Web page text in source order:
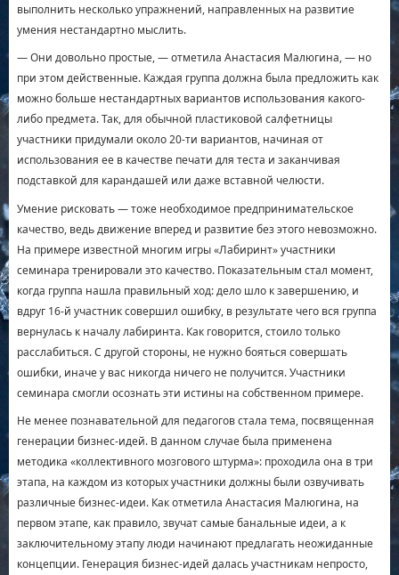
выполнить несколько упражнений, направленных на развитие
умения нестандартно мыслить.
— Они довольно простые, — отметила Анастасия Малюгина, — но
при этом действенные. Каждая группа должна была предложить как
можно больше нестандартных вариантов использования какого-
либо предмета. Так, для обычной пластиковой салфетницы
участники придумали около 20-ти вариантов, начиная от
использования ее в качестве печати для теста и заканчивая
подставкой для карандашей или даже вставной челюсти.
Умение рисковать — тоже необходимое предпринимательское
качество, ведь движение вперед и развитие без этого невозможно.
На примере известной многим игры «Лабиринт» участники
семинара тренировали это качество. Показательным стал момент,
когда группа нашла правильный ход: дело шло к завершению, и
вдруг 16-й участник совершил ошибку, в результате чего вся группа
вернулась к началу лабиринта. Как говорится, стоило только
расслабиться. С другой стороны, не нужно бояться совершать
ошибки, иначе у вас никогда ничего не получится. Участники
семинара смогли осознать эти истины на собственном примере.
Не менее познавательной для педагогов стала тема, посвященная
генерации бизнес-идей. В данном случае была применена
методика «коллективного мозгового штурма»: проходила она в три
этапа, на каждом из которых участники должны были озвучивать
различные бизнес-идеи. Как отметила Анастасия Малюгина, на
первом этапе, как правило, звучат самые банальные идеи, а к
заключительному этапу люди начинают предлагать неожиданные
концепции. Генерация бизнес-идей далась участникам непросто,